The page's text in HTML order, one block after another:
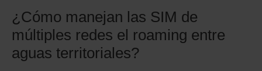
¿Cómo manejan las SIM de
múltiples redes el roaming entre
aguas territoriales?